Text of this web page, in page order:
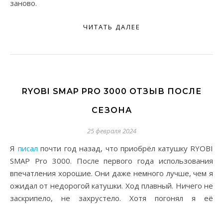
заново.
ЧИТАТЬ ДАЛЕЕ
RYOBI SMAP PRO 3000 ОТЗЫВ ПОСЛЕ
СЕЗОНА
25 февраля 2024
писал почти год назад, что приобрёл катушку RYOBI
SMAP Pro 3000. После первого года использования
впечатления хорошие. Они даже немного лучше, чем я
ожидал от недорогой катушки. Ход плавный. Ничего не
заскрипело, не захрустело. Хотя погонял я её